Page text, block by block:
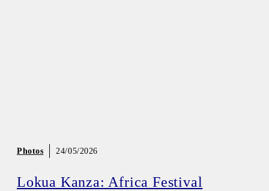
Photos 24/05/2026
Lokua Kanza: Africa Festival